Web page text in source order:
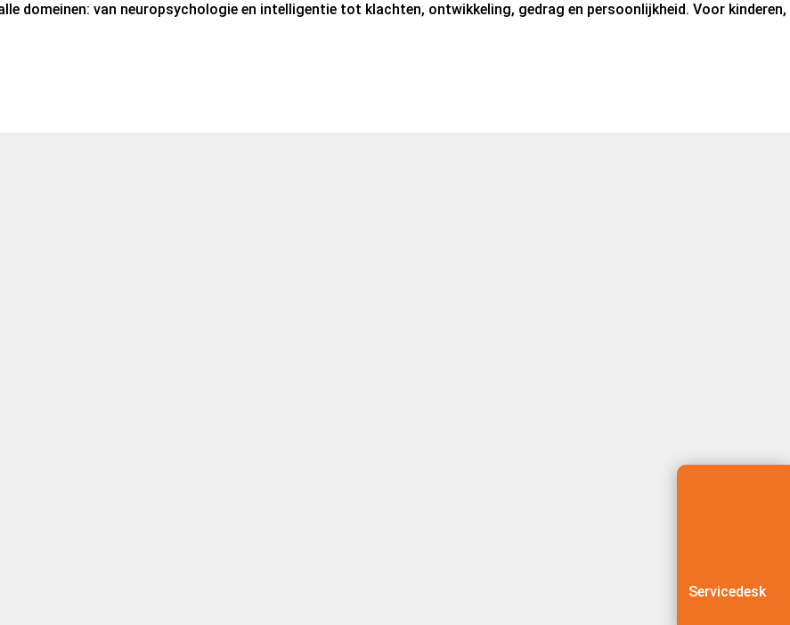
domeinen: van neuropsychologie en intelligentie tot klachten, ontwikkeling, gedrag en persoonlijkheid. Voor kinderen,
Servicedesk